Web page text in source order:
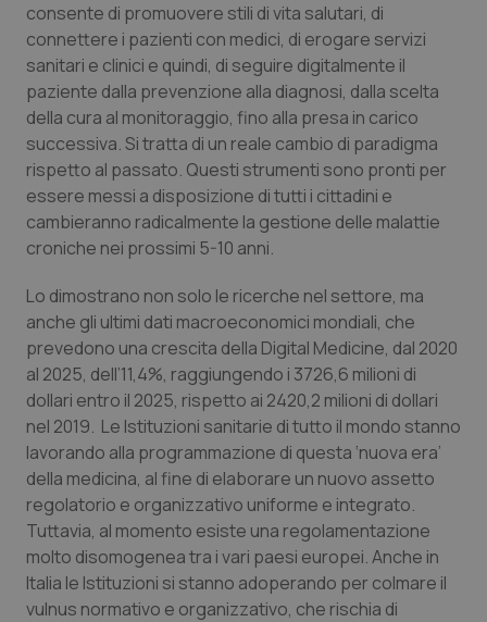
Sardegna
Sicilia
Toscana
Umbria
Valle D’Aosta
Veneto
Malattia di Crohn & Rettocolite Ulcerosa
Neuroscienze & patologie neurodegenerative
Obesità
Oftalmologia
Oncodermatologia
Oncoematologia
Oncologia & Nutrizione
Psoriasi & pelle
Quotidiano Cardiologia
Quotidiano Chirurgia
Quotidiano Oncologia
consente di promuovere stili di vita salutari, di
connettere i pazienti con medici, di erogare servizi
sanitari e clinici e quindi, di seguire digitalmente il
paziente dalla prevenzione alla diagnosi, dalla scelta
della cura al monitoraggio, fino alla presa in carico
successiva. Si tratta di un reale cambio di paradigma
rispetto al passato. Questi strumenti sono pronti per
essere messi a disposizione di tutti i cittadini e
cambieranno radicalmente la gestione delle malattie
croniche nei prossimi 5-10 anni.
Lo dimostrano non solo le ricerche nel settore, ma
anche gli ultimi dati macroeconomici mondiali, che
prevedono una crescita della Digital Medicine, dal 2020
al 2025, dell’11,4%, raggiungendo i 3726,6 milioni di
dollari entro il 2025, rispetto ai 2420,2 milioni di dollari
nel 2019. Le Istituzioni sanitarie di tutto il mondo stanno
lavorando alla programmazione di questa ‘nuova era’
della medicina, al fine di elaborare un nuovo assetto
regolatorio e organizzativo uniforme e integrato.
Tuttavia, al momento esiste una regolamentazione
molto disomogenea tra i vari paesi europei. Anche in
Italia le Istituzioni si stanno adoperando per colmare il
vulnus normativo e organizzativo, che rischia di